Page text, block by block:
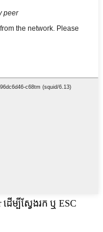
ើម្បីស្វែងរក ឬ ESC